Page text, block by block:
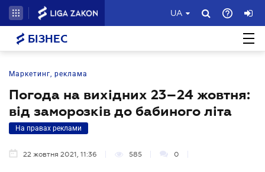
UA
БІЗНЕС
Маркетинг, реклама
Погода на вихідних 23–24 жовтня:
від заморозків до бабиного літа
На правах реклами
22 жовтня 2021, 11:36 585 0